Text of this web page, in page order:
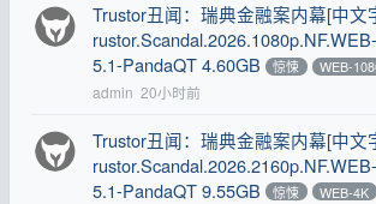
Trustor丑闻：瑞典金融案内幕[中文
5.1-PandaQT 4.60GB
惊悚 WEB-
admin 20小时前
Trustor丑闻：瑞典金融案内幕[中文
5.1-PandaQT 9.55GB
惊悚 WEB-4K